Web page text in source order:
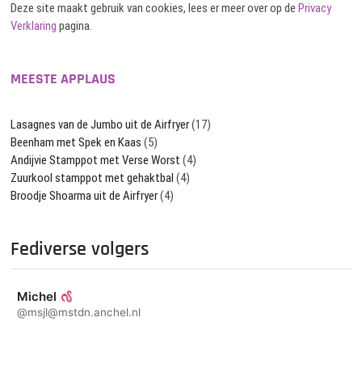
Deze site maakt gebruik van cookies, lees er meer over op dePrivacy
Verklaring pagina.
MEESTE APPLAUS
Lasagnes van de Jumbo uit de Airfryer(17)
Beenham met Spek en Kaas (5)
Andijvie Stamppot met Verse Worst (4)
Zuurkool stamppot met gehaktbal (4)
Broodje Shoarma uit de Airfryer(4)
Fediverse volgers
Michel
@msjl@mstdn.anchel.nl